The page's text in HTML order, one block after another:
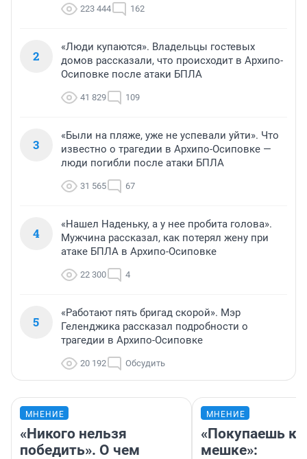
223 444 162
2
«Люди купаются». Владельцы гостевых
домов рассказали, что происходит в Архипо-
Осиповке после атаки БПЛА
41 829 109
3
«Были на пляже, уже не успевали уйти». Что
известно о трагедии в Архипо-Осиповке —
люди погибли после атаки БПЛА
31 565 67
4
«Нашел Наденьку, а у нее пробита голова».
Мужчина рассказал, как потерял жену при
атаке БПЛА в Архипо-Осиповке
22 300 4
5
«Работают пять бригад скорой». Мэр
Геленджика рассказал подробности о
трагедии в Архипо-Осиповке
20 192 Обсудить
МНЕНИЕ
«Никого нельзя
победить». О чем
МНЕНИЕ
«Покупаешь
мешке»: